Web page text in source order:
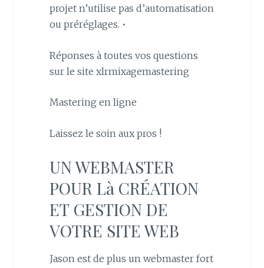
projet n’utilise pas d’automatisation
ou préréglages. •
Réponses à toutes vos questions
sur le site xlrmixagemastering
Mastering en ligne
Laissez le soin aux pros !
UN WEBMASTER
POUR Là CRÉATION
ET GESTION DE
VOTRE SITE WEB
Jason est de plus un webmaster fort